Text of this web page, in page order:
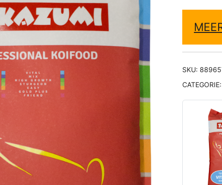
SKU:
CATEGORIE: